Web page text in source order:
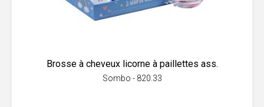
Brosse à cheveux licorne à paillettes ass.
Sombo - 820.33